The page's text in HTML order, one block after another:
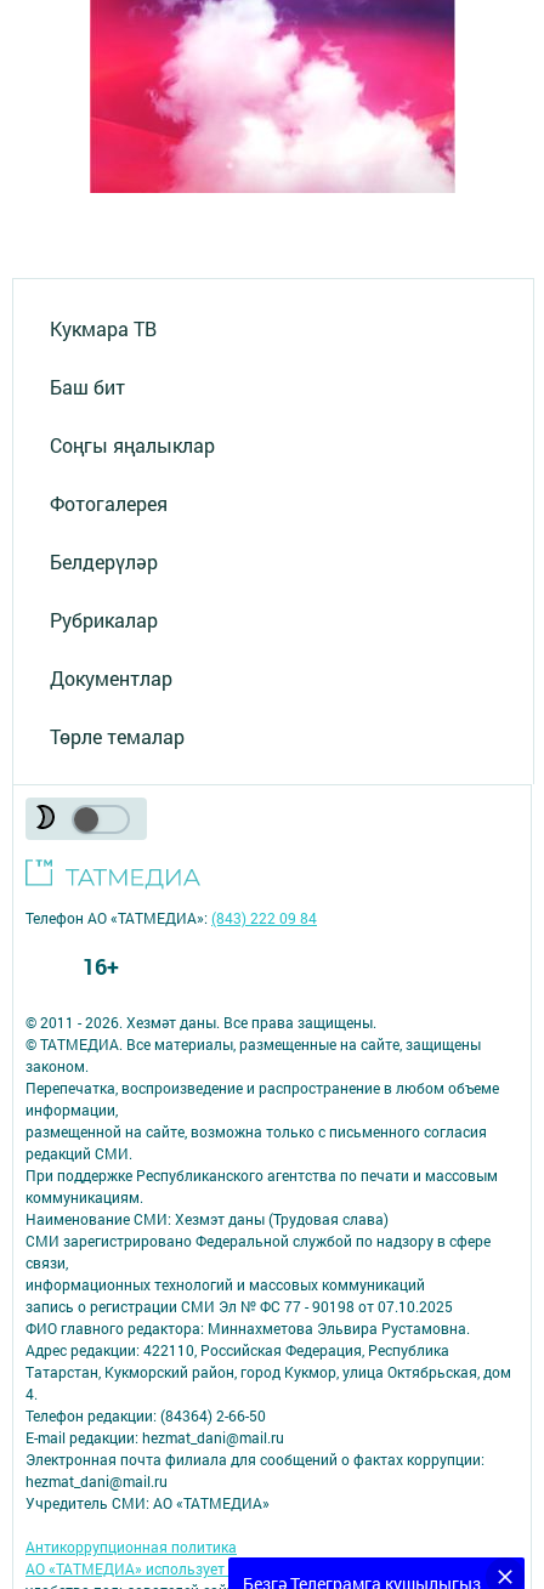
Кукмара ТВ
Баш бит
Соңгы яңалыклар
Фотогалерея
Белдерүләр
Рубрикалар
Документлар
Төрле темалар
Безгә Телеграмга кушылыгыз
© 2011 - 2026. Хезмәт даны. Все права защищены.
© ТАТМЕДИА. Все материалы, размещенные на сайте, защищены
законом.
Перепечатка, воспроизведение и распространение в любом объеме
информации,
размещенной на сайте, возможна только с письменного согласия
редакций СМИ.
При поддержке Республиканского агентства по печати и массовым
коммуникациям.
Наименование СМИ: Хезмэт даны (Трудовая слава)
СМИ зарегистрировано Федеральной службой по надзору в сфере
связи,
информационных технологий и массовых коммуникаций
запись о регистрации СМИ Эл № ФС 77 - 90198 от 07.10.2025
ФИО главного редактора: Миннахметова Эльвира Рустамовна.
Адрес редакции: 422110, Российская Федерация, Республика
Татарстан, Кукморский район, город Кукмор, улица Октябрьская, дом
4.
Телефон редакции: (84364) 2-66-50
E-mail редакции: hezmat_dani@mail.ru
Электронная почта филиала для сообщений о фактах коррупции:
hezmat_dani@mail.ru
Учредитель СМИ: АО «ТАТМЕДИА»
Антикоррупционная политика
АО «ТАТМЕДИА» использует «cookie»
для персонализации сервисов и
Телефон АО «ТАТМЕДИА»:(843) 222 09 84
16+